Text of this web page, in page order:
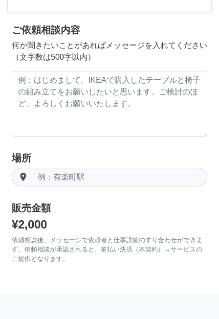
ご依頼相談内容
何か聞きたいことがあればメッセージを入れてください
（文字数は500字以内）
場所
room
販売金額
¥2,000
依頼相談後、メッセージで依頼者と仕事詳細のすり合わせができま
す。依頼相談が承認されると、前払い決済（本契約）→サービスの
ご提供となります。